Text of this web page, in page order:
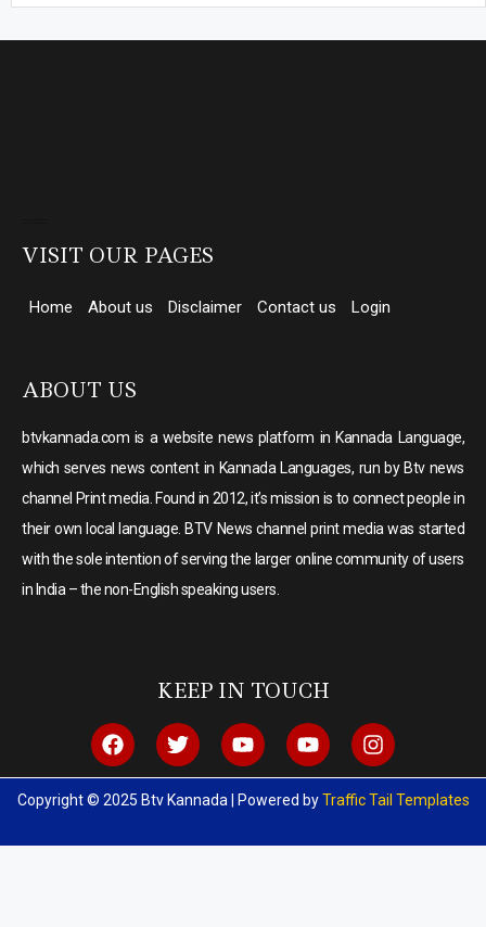
VISIT OUR PAGES
Home About us Disclaimer Contact us Login
ABOUT US
btvkannada.com is a website news platform in Kannada Language,
which serves news content in Kannada Languages, run by Btv news
channel Print media. Found in 2012, it’s mission is to connect people in
their own local language. BTV News channel print media was started
with the sole intention of serving the larger online community of users
in India – the non-English speaking users.
KEEP IN TOUCH
Copyright © 2025 Btv Kannada | Powered byTraffic Tail Templates